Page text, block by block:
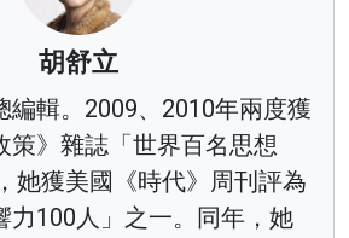
胡舒立
編輯。2009、2010年兩度獲
策》雜誌「世界百名思想
她獲美國《時代》周刊評為
力100人」之一。同年，她